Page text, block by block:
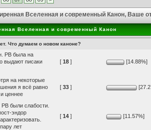
Вселенная и современный Канон, Ваше
Вселенная и современный Канон
Что думаем о новом каноне?
РВ была на
выдают писаки
[ 18] [14.88%]
на некоторые
я всё равно
ценнее
[ 33]
были слабости.
эндор
лет
[ 14] [11.57%]